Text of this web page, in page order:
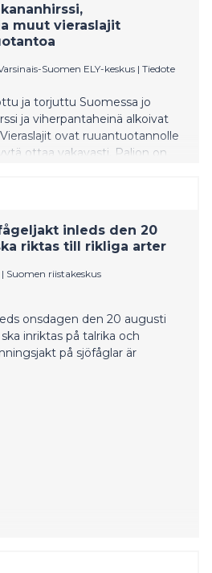
muut vieraslajit
Suomen ELY-keskus | Tiedote
ja torjuttu Suomessa jo
ja viherpantaheinä alkoivat
ovat ruuantuotannolle
ottaa vakavasti. Paljon on
poikkeuksellisen paljon.
inleds den 20
riktas till rikliga arter
| Suomen riistakeskus
onsdagen den 20 augusti
inriktas på talrika och
på sjöfåglar är